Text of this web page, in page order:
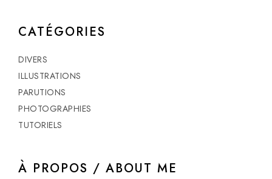
CATÉGORIES
DIVERS
ILLUSTRATIONS
PARUTIONS
PHOTOGRAPHIES
TUTORIELS
À PROPOS / ABOUT ME